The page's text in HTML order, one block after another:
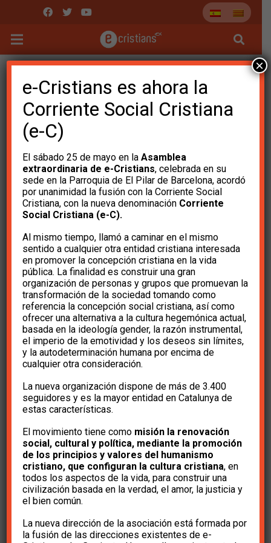
Vídeo encuentro de e-
Cristians sobre los
resultados de la
Asamblea de
Asociaciones: 2 de
febrero
hace 6 años e-Cristians
Participa en el vídeo encuentro
sobre los resultados de la
Asamblea de Asociaciones
por
e-Cristians es ahora la
Corriente Social Cristiana
(e-C)
El sábado 25 de mayo en laAsamblea
extraordinaria de e-Cristians, celebrada en su
sede en la Parroquia de El Pilar de Barcelona, ​​acordó
por unanimidad la fusión con la Corriente Social
Cristiana, con la nueva denominación Corriente
Social Cristiana (e-C).
Al mismo tiempo, llamó a caminar en el mismo
sentido a cualquier otra entidad cristiana interesada
en promover la concepción cristiana en la vida
pública. La finalidad es construir una gran
organización de personas y grupos que promuevan la
transformación de la sociedad tomando como
referencia la concepción social cristiana, así como
ofrecer una alternativa a la cultura hegemónica actual,
basada en la ideología gender, la razón instrumental,
el imperio de la emotividad y los deseos sin límites,
y la autodeterminación humana por encima de
cualquier otra consideración.
La nueva organización dispone de más de 3.400
seguidores y es la mayor entidad en Catalunya de
estas características.
El movimiento tiene como misión la renovación
social, cultural y política, mediante la promoción
de los principios y valores del humanismo
cristiano, que configuran la cultura cristiana, en
todos los aspectos de la vida, para construir una
civilización basada en la verdad, el amor, la justicia y
el bien común.
La nueva dirección de la asociación está formada por
la fusión de las direcciones existentes de e-
×